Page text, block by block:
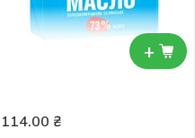
+
114.00 ₴